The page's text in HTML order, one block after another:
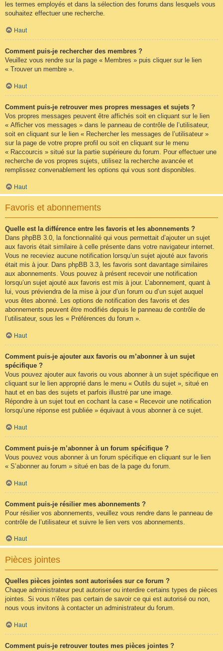
les termes employés et dans la sélection des forums dans lesquels vous
souhaitez effectuer une recherche.
Haut
Comment puis-je rechercher des membres ?
Veuillez vous rendre sur la page « Membres » puis cliquer sur le lien
« Trouver un membre ».
Haut
Comment puis-je retrouver mes propres messages et sujets ?
Vos propres messages peuvent être affichés soit en cliquant sur le lien
« Afficher vos messages » dans le panneau de contrôle de l’utilisateur,
soit en cliquant sur le lien « Rechercher les messages de l’utilisateur »
sur la page de votre propre profil ou soit en cliquant sur le menu
« Raccourcis » situé sur la partie supérieure du forum. Pour effectuer une
recherche de vos propres sujets, utilisez la recherche avancée et
remplissez convenablement les options qui vous sont disponibles.
Haut
Favoris et abonnements
Quelle est la différence entre les favoris et les abonnements ?
Dans phpBB 3.0, la fonctionnalité qui vous permettait d’ajouter un sujet
aux favoris était similaire à celle présente dans votre navigateur internet.
Vous ne receviez aucune notification lorsqu’un sujet ajouté aux favoris
était mis à jour. Dans phpBB 3.3, les favoris sont davantage similaires
aux abonnements. Vous pouvez à présent recevoir une notification
lorsqu’un sujet ajouté aux favoris est mis à jour. L’abonnement, quant à
lui, vous préviendra de la mise à jour d’un forum ou d’un sujet auquel
vous êtes abonné. Les options de notification des favoris et des
abonnements peuvent être modifiés depuis le panneau de contrôle de
l’utilisateur, sous les « Préférences du forum ».
Haut
Comment puis-je ajouter aux favoris ou m’abonner à un sujet
spécifique ?
Vous pouvez ajouter aux favoris ou vous abonner à un sujet spécifique en
cliquant sur le lien approprié dans le menu « Outils du sujet », situé en
haut et en bas des sujets et parfois illustré par une image.
Répondre à un sujet tout en cochant la case « Recevoir une notification
lorsqu’une réponse est publiée » équivaut à vous abonner à ce sujet.
Haut
Comment puis-je m’abonner à un forum spécifique ?
Vous pouvez vous abonner à un forum spécifique en cliquant sur le lien
« S’abonner au forum » situé en bas de la page du forum.
Haut
Comment puis-je résilier mes abonnements ?
Pour résilier vos abonnements, veuillez vous rendre dans le panneau de
contrôle de l’utilisateur et suivre le lien vers vos abonnements.
Haut
Pièces jointes
Quelles pièces jointes sont autorisées sur ce forum ?
Chaque administrateur peut autoriser ou interdire certains types de pièces
jointes. Si vous n’êtes pas certain de savoir ce qui est autorisé ou non,
nous vous invitons à contacter un administrateur du forum.
Haut
Comment puis-je retrouver toutes mes pièces jointes ?